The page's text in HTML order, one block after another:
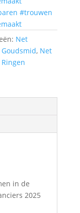
#trouwen
Net
, Net
in de
2025